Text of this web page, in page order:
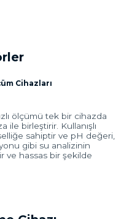
Cihazları
ölçümü tek bir cihazda
ile birleştirir. Kullanışlı
sahiptir ve pH değeri,
gibi su analizinin
ve hassas bir şekilde